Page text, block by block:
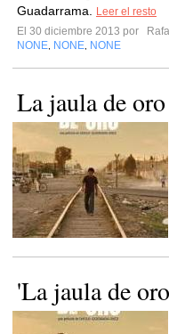
Guadarrama.
Leer el resto
El 30 diciembre 2013 por
NONE NONE NONE
La jaula de
'La jaula de